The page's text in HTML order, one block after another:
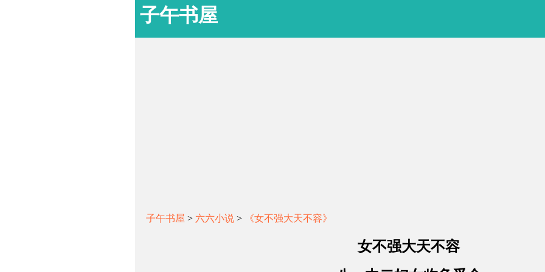
子午书屋
子午书屋 > 六六小说 > 《女不强大天不容》
女不强大天不容